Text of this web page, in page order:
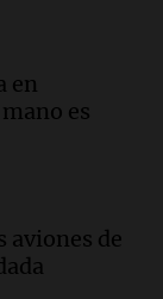
a
en
es
aviones de